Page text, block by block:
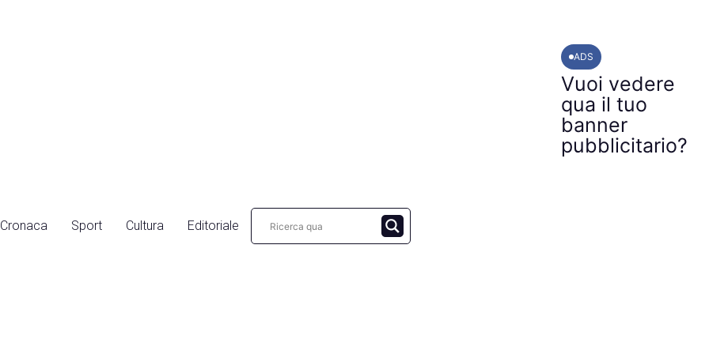
ADS
Vuoi vedere
qua il tuo
banner
pubblicitario?
Cronaca Sport Cultura Editoriale